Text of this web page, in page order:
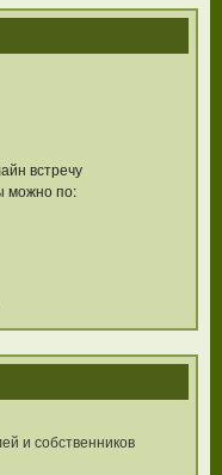
встречу
можно по:
и собственников